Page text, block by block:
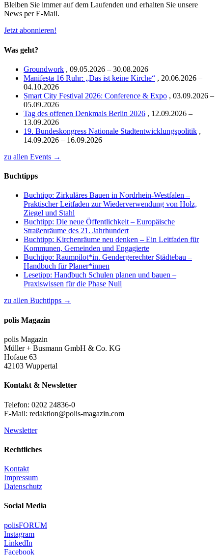
Bleiben Sie immer auf dem Laufenden und erhalten Sie unsere
News per E-Mail.
Jetzt abonnieren!
Was geht?
Groundwork , 09.05.2026 – 30.08.2026
Manifesta 16 Ruhr: „Das ist keine Kirche“ , 20.06.2026 –
04.10.2026
Smart City Festival 2026: Conference & Expo , 03.09.2026 –
05.09.2026
Tag des offenen Denkmals Berlin 2026 , 12.09.2026 –
13.09.2026
19. Bundeskongress Nationale Stadtentwicklungspolitik ,
14.09.2026 – 16.09.2026
zu allen Events →
Buchtipps
Buchtipp: Zirkuläres Bauen in Nordrhein-Westfalen –
Praktischer Leitfaden zur Wiederverwendung von Holz,
Ziegel und Stahl
Buchtipp: Die neue Öffentlichkeit – Europäische
Straßenräume des 21. Jahrhundert
Buchtipp: Kirchenräume neu denken – Ein Leitfaden für
Kommunen, Gemeinden und Engagierte
Buchtipp: Raumpilot*in. Gendergerechter Städtebau –
Handbuch für Planer*innen
Lesetipp: Handbuch Schulen planen und bauen –
Praxiswissen für die Phase Null
zu allen Buchtipps →
polis Magazin
polis Magazin
Müller + Busmann GmbH & Co. KG
Hofaue 63
42103 Wuppertal
Kontakt & Newsletter
Telefon: 0202 24836-0
E-Mail: redaktion@polis-magazin.com
Newsletter
Rechtliches
Kontakt
Impressum
Datenschutz
Social Media
polisFORUM
Instagram
LinkedIn
Facebook